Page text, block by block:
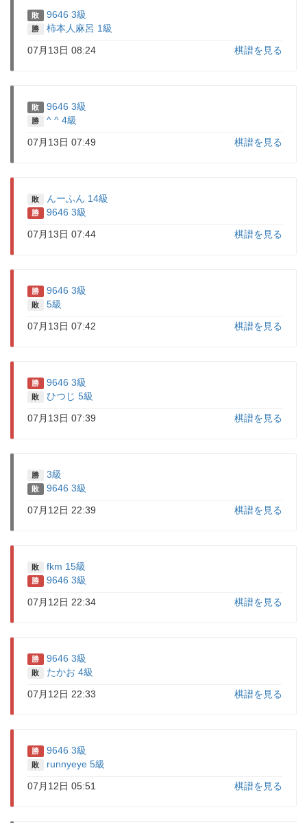
敗 9646 3級
勝
柿本人麻呂 1級
棋譜を見る
07月13日 08:24
敗 9646 3級
勝
^ ^ 4級
棋譜を見る
07月13日 07:49
敗 んーふん 14級
勝
9646 3級
棋譜を見る
07月13日 07:44
勝 9646 3級
敗
5級
棋譜を見る
07月13日 07:42
勝 9646 3級
敗
ひつじ 5級
棋譜を見る
07月13日 07:39
勝 3級
敗
9646 3級
棋譜を見る
07月12日 22:39
敗 fkm 15級
勝
9646 3級
棋譜を見る
07月12日 22:34
勝 9646 3級
敗
たかお 4級
棋譜を見る
07月12日 22:33
勝 9646 3級
敗
runnyeye 5級
棋譜を見る
07月12日 05:51